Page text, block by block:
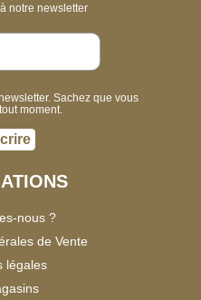
notre newsletter
Sachez que vous
moment.
nous ?
de Vente
légales